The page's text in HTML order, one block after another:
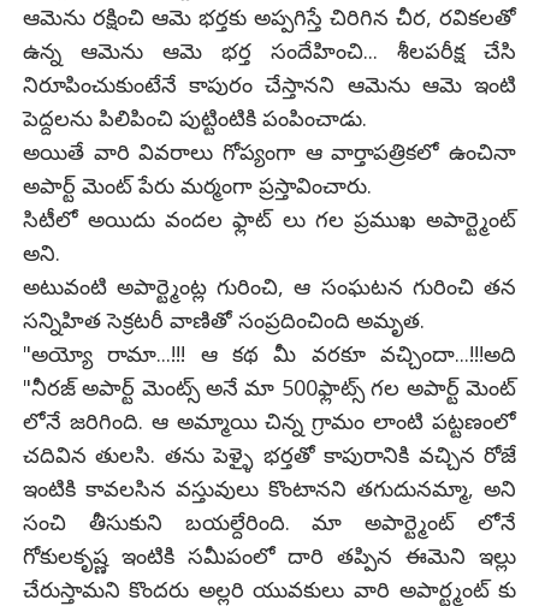
ఆమెను రక్షించి ఆమె భర్తకు అప్పగిస్తే చిరిగిన చీర, రవికలతో
ఉన్న ఆమెను ఆమె భర్త సందేహించి... శీలపరీక్ష చేసి
నిరూపించుకుంటేనే కాపురం చేస్తానని ఆమెను ఆమె ఇంటి
పెద్దలను పిలిపించి పుట్టింటికి పంపించాడు.
అయితే వారి వివరాలు గోప్యంగా ఆ వార్తాపత్రికలో ఉంచినా
అపార్ట్ మెంట్ పేరు మర్మంగా ప్రస్తావించారు.
సిటీలో అయిదు వందల ఫ్లాట్ లు గల ప్రముఖ అపార్ట్మెంట్
అని.
అటువంటి అపార్ట్మెంట్ల గురించి, ఆ సంఘటన గురించి తన
సన్నిహిత సెక్రటరీ వాణితో సంప్రదించింది అమృత.
"అయ్యో రామా...!!! ఆ కథ మీ వరకూ వచ్చిందా...!!!అది
"నీరజ్ అపార్ట్ మెంట్స్ అనే మా 500ఫ్లాట్స్ గల అపార్ట్ మెంట్
లోనే జరిగింది. ఆ అమ్మాయి చిన్న గ్రామం లాంటి పట్టణంలో
చదివిన తులసి. తను పెళ్ళై భర్తతో కాపురానికి వచ్చిన రోజే
ఇంటికి కావలసిన వస్తువులు కొంటానని తగుదునమ్మా, అని
సంచి తీసుకుని బయల్దేరింది. మా అపార్ట్మెంట్ లోనే
గోకులకృష్ణ ఇంటికి సమీపంలో దారి తప్పిన ఈమెని ఇల్లు
చేరుస్తామని కొందరు అల్లరి యువకులు వారి అపార్ట్మంట్ కు